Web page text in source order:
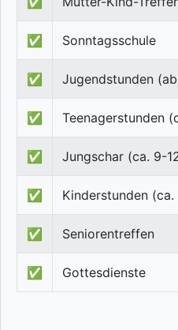
✅ Sonntagsschule
✅ Jugendstunden
✅ Teenagerstunden
✅ Jungschar (ca. 9-
✅ Kinderstunden
✅ Seniorentreffen
✅ Gottesdienste